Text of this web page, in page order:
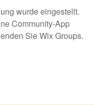
wurde eingestellt.
Community-App
Sie Wix Groups.